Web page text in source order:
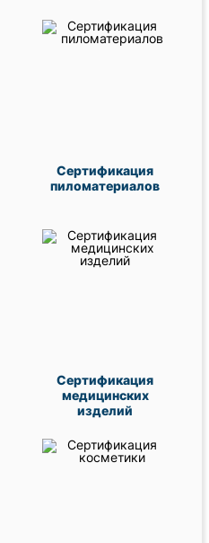
Сертификация
пиломатериалов
Сертификация
медицинских
изделий